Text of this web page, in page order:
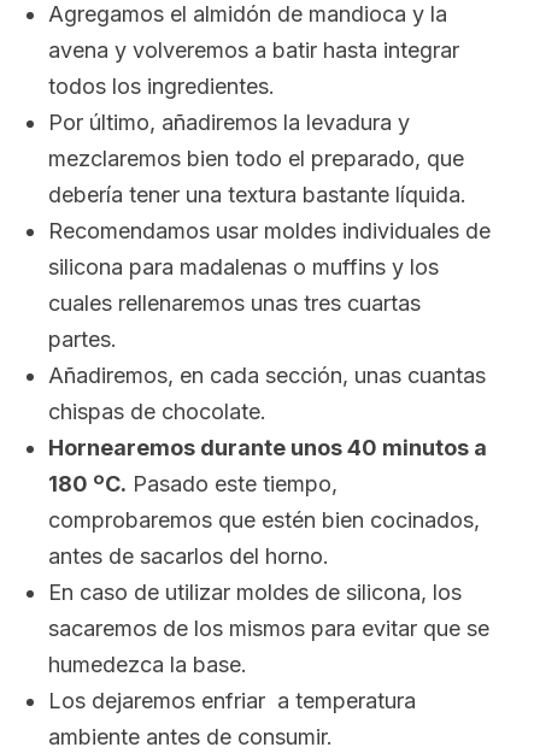
Agregamos el almidón de mandioca y la
avena y volveremos a batir hasta integrar
todos los ingredientes.
Por último, añadiremos la levadura y
mezclaremos bien todo el preparado, que
debería tener una textura bastante líquida.
Recomendamos usar moldes individuales de
silicona para madalenas o muffins y los
cuales rellenaremos unas tres cuartas
partes.
Añadiremos, en cada sección, unas cuantas
chispas de chocolate.
Hornearemos durante unos 40 minutos a
180 ºC. Pasado este tiempo,
comprobaremos que estén bien cocinados,
antes de sacarlos del horno.
En caso de utilizar moldes de silicona, los
sacaremos de los mismos para evitar que se
humedezca la base.
Los dejaremos enfriar a temperatura
ambiente antes de consumir.